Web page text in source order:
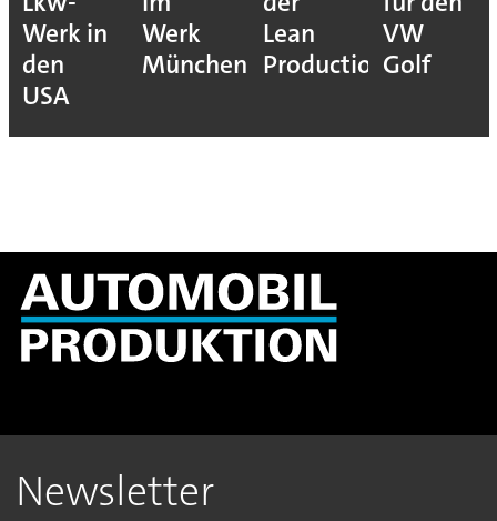
Werk in
den
USA
Werk
München
Lean
Production
VW
Golf
Newsletter